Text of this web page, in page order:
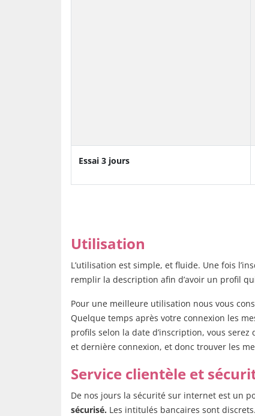
Essai 3 jours
Utilisation
L’utilisation est simple, et fluide. Une fois
remplir la description afin d’avoir un profil
Pour une meilleure utilisation nous vous
Quelque temps après votre connexion les
profils selon la date d’inscription, vous serez
et dernière connexion, et donc trouver les
Service clientèle et
De nos jours la sécurité sur internet est un
sécurisé. Les intitulés bancaires sont